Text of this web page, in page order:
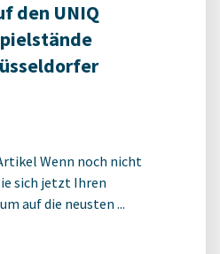
den UNIQ
Wenn noch nicht
sich jetzt Ihren
auf die neusten ...